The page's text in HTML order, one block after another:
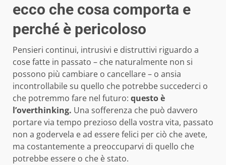
ecco che cosa comporta e
perché è pericoloso
Pensieri continui, intrusivi e distruttivi riguardo a
cose fatte in passato – che naturalmente non si
possono più cambiare o cancellare – o ansia
incontrollabile su quello che potrebbe succederci o
che potremmo fare nel futuro: questo è
l’overthinking. Una sofferenza che può davvero
portare via tempo prezioso della vostra vita, passato
non a godervela e ad essere felici per ciò che avete,
ma costantemente a preoccuparvi di quello che
potrebbe essere o che è stato.